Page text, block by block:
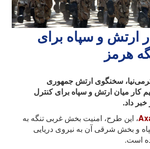
ارتش و سپاه برای
هرمز
سخنگوی ارتش جمهوری
کار میان ارتش و سپاه برای کنترل
داد.
، این طرح، امنیت بخش غربی تنگه به
و بخش شرقی آن به نیروی دریایی
است.